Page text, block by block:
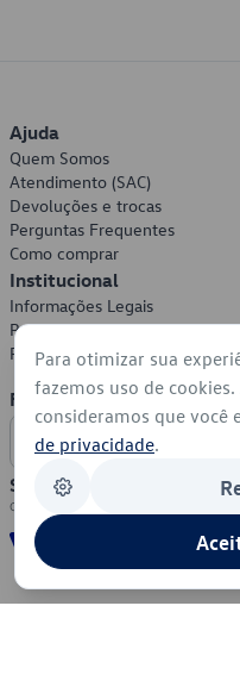
Ajuda
Quem Somos
Atendimento (SAC)
Devoluções e trocas
Perguntas Frequentes
Como comprar
Institucional
Informações Legais
Política de Privacidade
Política de Cookies
Formas de Pagamento
Segurança
Para otimizar sua
fazemos uso de
consideramos que você
de privacidade.